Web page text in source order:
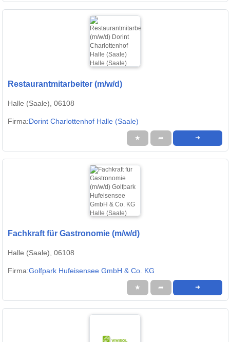
Restaurantmitarbeiter (m/w/d)
Halle (Saale), 06108
Firma:Dorint Charlottenhof Halle (Saale)
★ ➦ ➜
Fachkraft für Gastronomie (m/w/d)
Halle (Saale), 06108
Firma:Golfpark Hufeisensee GmbH & Co. KG
★ ➦ ➜